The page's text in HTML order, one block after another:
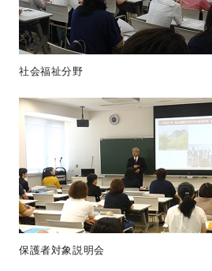
社会福祉分野
保護者対象説明会